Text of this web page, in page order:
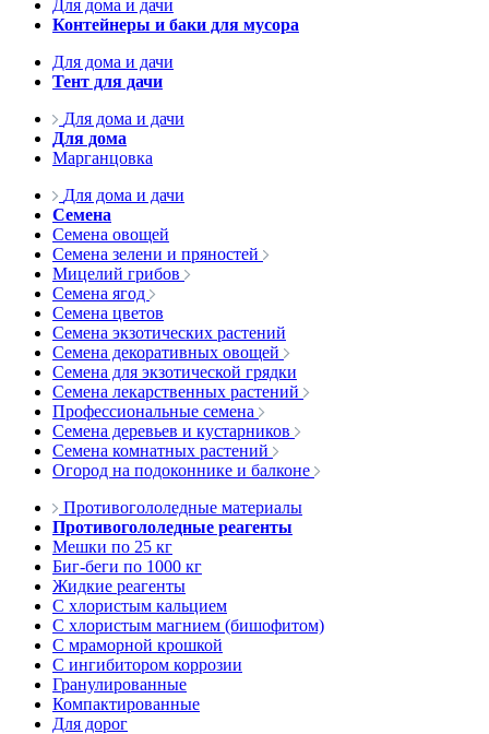
Для дома и дачи
Контейнеры и баки для мусора
Для дома и дачи
Тент для дачи
Для дома и дачи
Для дома
Марганцовка
Для дома и дачи
Семена
Семена овощей
Семена зелени и пряностей
Мицелий грибов
Семена ягод
Семена цветов
Семена экзотических растений
Семена декоративных овощей
Семена для экзотической грядки
Семена лекарственных растений
Профессиональные семена
Семена деревьев и кустарников
Семена комнатных растений
Огород на подоконнике и балконе
Противогололедные материалы
Противогололедные реагенты
Мешки по 25 кг
Биг-беги по 1000 кг
Жидкие реагенты
С хлористым кальцием
С хлористым магнием (бишофитом)
С мраморной крошкой
С ингибитором коррозии
Гранулированные
Компактированные
Для дорог